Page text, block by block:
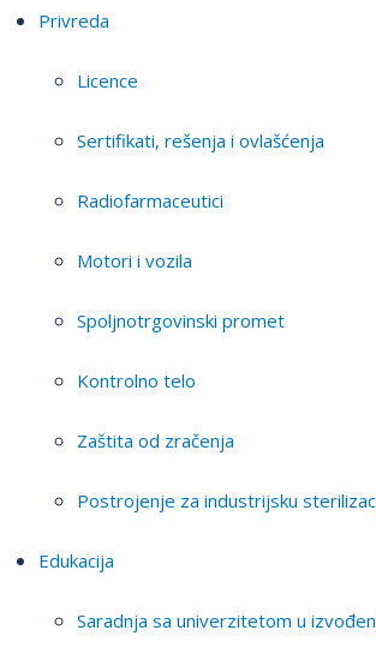
Privreda
Licence
Sertifikati, rešenja i ovlašćenja
Radiofarmaceutici
Motori i vozila
Spoljnotrgovinski promet
Kontrolno telo
Zaštita od zračenja
Postrojenje za industrijsku
Edukacija
Saradnja sa univerzitetom u